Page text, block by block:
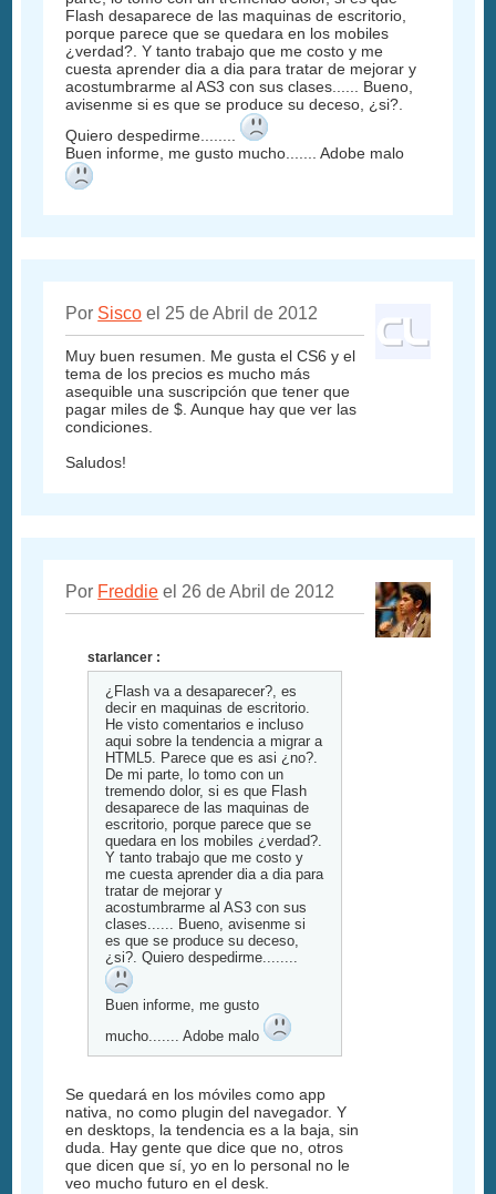
Flash desaparece de las maquinas de escritorio,
porque parece que se quedara en los mobiles
¿verdad?. Y tanto trabajo que me costo y me
cuesta aprender dia a dia para tratar de mejorar y
acostumbrarme al AS3 con sus clases...... Bueno,
avisenme si es que se produce su deceso, ¿si?.
Quiero despedirme........
Buen informe, me gusto mucho....... Adobe malo
Por Sisco el 25 de Abril de 2012
Muy buen resumen. Me gusta el CS6 y el
tema de los precios es mucho más
asequible una suscripción que tener que
pagar miles de $. Aunque hay que ver las
condiciones.
Saludos!
Por Freddie el 26 de Abril de 2012
starlancer :
¿Flash va a desaparecer?, es
decir en maquinas de escritorio.
He visto comentarios e incluso
aqui sobre la tendencia a migrar a
HTML5. Parece que es asi ¿no?.
De mi parte, lo tomo con un
tremendo dolor, si es que Flash
desaparece de las maquinas de
escritorio, porque parece que se
quedara en los mobiles ¿verdad?.
Y tanto trabajo que me costo y
me cuesta aprender dia a dia para
tratar de mejorar y
acostumbrarme al AS3 con sus
clases...... Bueno, avisenme si
es que se produce su deceso,
¿si?. Quiero despedirme........
Buen informe, me gusto
mucho....... Adobe malo
Se quedará en los móviles como app
nativa, no como plugin del navegador. Y
en desktops, la tendencia es a la baja, sin
duda. Hay gente que dice que no, otros
que dicen que sí, yo en lo personal no le
veo mucho futuro en el desk.